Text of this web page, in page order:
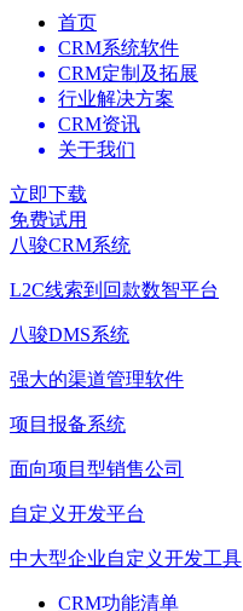
首页
CRM系统软件
CRM定制及拓展
行业解决方案
CRM资讯
关于我们
立即下载
免费试用
八骏CRM系统
L2C线索到回款数智平台
八骏DMS系统
强大的渠道管理软件
项目报备系统
面向项目型销售公司
自定义开发平台
中大型企业自定义开发工具
CRM功能清单